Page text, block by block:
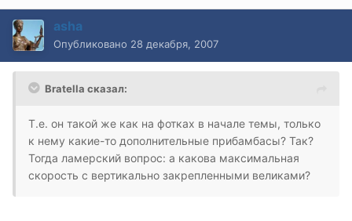
asha
Опубликовано 28 декабря, 2007
Bratella сказал:
Т.е. он такой же как на фотках в начале темы, только
к нему какие-то дополнительные прибамбасы? Так?
Тогда ламерский вопрос: а какова максимальная
скорость с вертикально закрепленными великами?